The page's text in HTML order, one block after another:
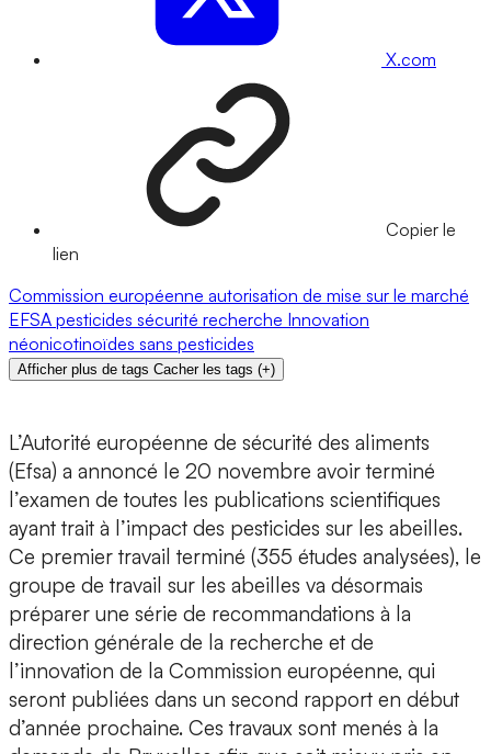
X.com
Copier le
lien
Commission européenne autorisation de mise sur le marché
EFSA pesticides sécurité recherche Innovation
néonicotinoïdes sans pesticides
Afficher plus de tags Cacher les tags (+)
L’Autorité européenne de sécurité des aliments
(Efsa) a annoncé le 20 novembre avoir terminé
l’examen de toutes les publications scientifiques
ayant trait à l’impact des pesticides sur les abeilles.
Ce premier travail terminé (355 études analysées), le
groupe de travail sur les abeilles va désormais
préparer une série de recommandations à la
direction générale de la recherche et de
l’innovation de la Commission européenne, qui
seront publiées dans un second rapport en début
d’année prochaine. Ces travaux sont menés à la